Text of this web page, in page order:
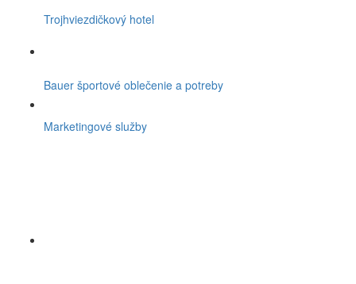
Trojhviezdičkový hotel
Bauer športové oblečenie a potreby
Marketingové služby